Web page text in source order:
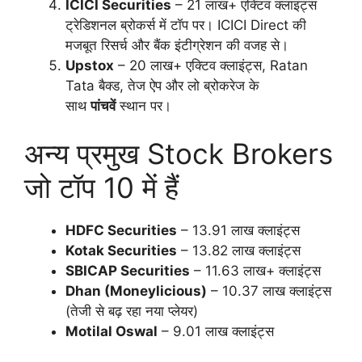
ICICI Securities – 21 लाख+ एक्टिव क्लाइंट्स
ट्रेडिशनल ब्रोकर्स में टॉप पर। ICICI Direct की
मजबूत रिसर्च और बैंक इंटीग्रेशन की वजह से।
Upstox – 20 लाख+ एक्टिव क्लाइंट्स, Ratan
Tata बैक्ड, तेज ऐप और लो ब्रोकरेज के
साथपांचवेंस्थान पर।
अन्य प्रमुख Stock Brokers
जो टॉप 10 में हैं
HDFC Securities – 13.91 लाख क्लाइंट्स
Kotak Securities – 13.82 लाख क्लाइंट्स
SBICAP Securities – 11.63 लाख+ क्लाइंट्स
Dhan (Moneylicious) – 10.37 लाख क्लाइंट्स
(तेजी से बढ़ रहा नया प्लेयर)
Motilal Oswal – 9.01 लाख क्लाइंट्स